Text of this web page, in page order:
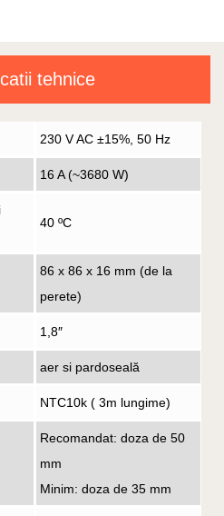
tehnice
230 V AC ±15%, 50 Hz
16 A (~3680 W)
40 ºC
86 x 86 x 16 mm (de la
perete)
1,8″
aer si pardoseală
NTC10k ( 3m lungime)
Recomandat: doza de 50
mm
Minim: doza de 35 mm